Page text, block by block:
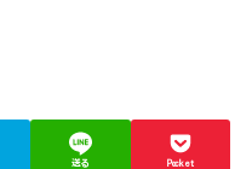
送る Pocket